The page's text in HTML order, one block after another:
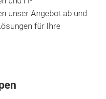
unser Angebot ab und
für Ihre